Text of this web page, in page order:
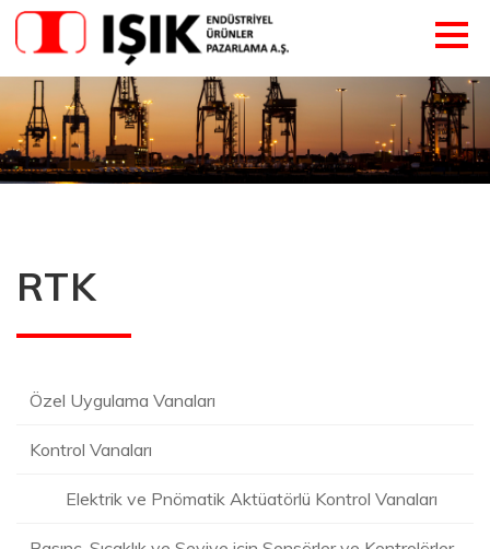
RTK
Özel Uygulama Vanaları
Kontrol Vanaları
Elektrik ve Pnömatik Aktüatörlü Kontrol Vanaları